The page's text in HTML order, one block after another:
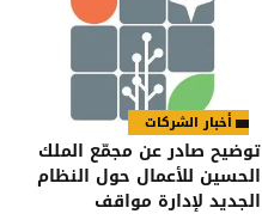
أخبار الشركات
توضيح صادر عن مجمّع الملك
الحسين للأعمال حول النظام
الجديد لإدارة مواقف